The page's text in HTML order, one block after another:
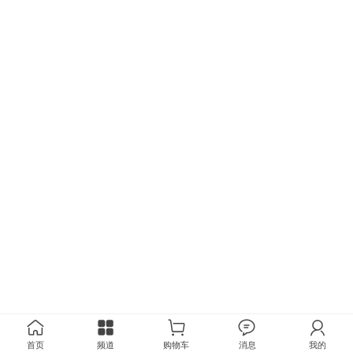
首页 频道 购物车 消息 我的